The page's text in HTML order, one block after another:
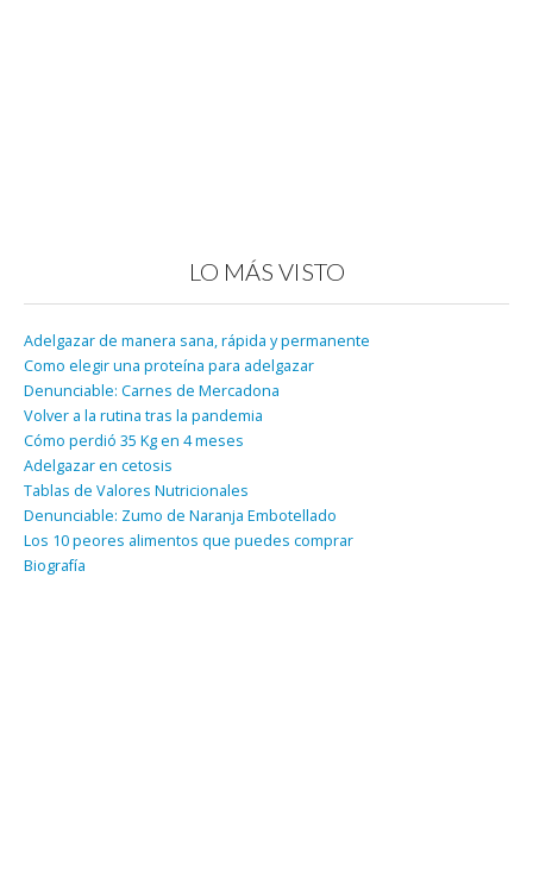
LO MÁS VISTO
Adelgazar de manera sana, rápida y permanente
Como elegir una proteína para adelgazar
Denunciable: Carnes de Mercadona
Volver a la rutina tras la pandemia
Cómo perdió 35 Kg en 4 meses
Adelgazar en cetosis
Tablas de Valores Nutricionales
Denunciable: Zumo de Naranja Embotellado
Los 10 peores alimentos que puedes comprar
Biografía